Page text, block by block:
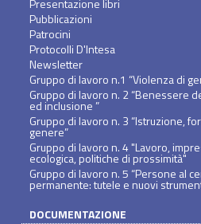
Presentazione libri
Pubblicazioni
Patrocini
Protocolli D'Intesa
Newsletter
Gruppo di lavoro n.1 “Violenza di
Gruppo di lavoro n. 2 “Benessere
ed inclusione ”
Gruppo di lavoro n. 3 “Istruzione,
genere”
Gruppo di lavoro n. 4 "Lavoro,
ecologica, politiche di prossimità"
Gruppo di lavoro n. 5 “Persone al
permanente: tutele e nuovi
DOCUMENTAZIONE